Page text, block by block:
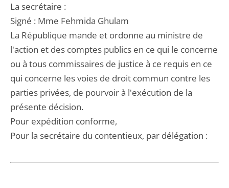
La secrétaire :
Signé : Mme Fehmida Ghulam
La République mande et ordonne au ministre de
l'action et des comptes publics en ce qui le concerne
ou à tous commissaires de justice à ce requis en ce
qui concerne les voies de droit commun contre les
parties privées, de pourvoir à l'exécution de la
présente décision.
Pour expédition conforme,
Pour la secrétaire du contentieux, par délégation :